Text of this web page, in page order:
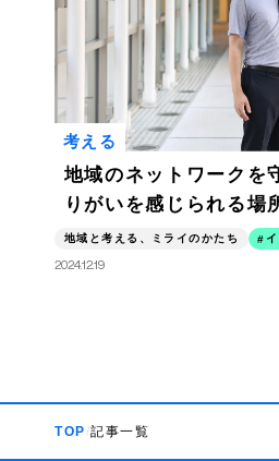
考える
地域のネットワークを
りがいを感じられる場
地域と考える、ミライのかたち
2024.12.19
TOP 記事一覧